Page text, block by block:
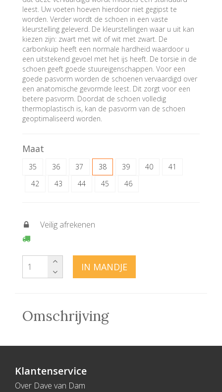
leest. Uw voeten hoeven hierdoor niet gegipst te
worden. Verder wordt de schoen in een vaste
kleurstelling geleverd. De kleurstellingen waar u uit kan
kiezen zijn: zwart met wit of wit met zwart. De
carbonkuip heeft een normale hardheid waardoor u
een uitstekend gevoel met het ijs heeft. De torsie in de
schoen geeft goede stuureigenschappen. Voor een
goede pasvorm worden de schoenen vervaardigd over
een anatomische gevormde leest. Dit zorgt voor een
betere pasvorm. Doordat de schoen volledig
thermoplastisch is, kan de pasvorm van de schoen
geoptimaliseerd worden.
Maat
35 36 37 38 39 40
41
42
43 44 45 46
Veilig afrekenen
IN MANDJE
Omschrijving
Klantenservice
Over Dave van Dam